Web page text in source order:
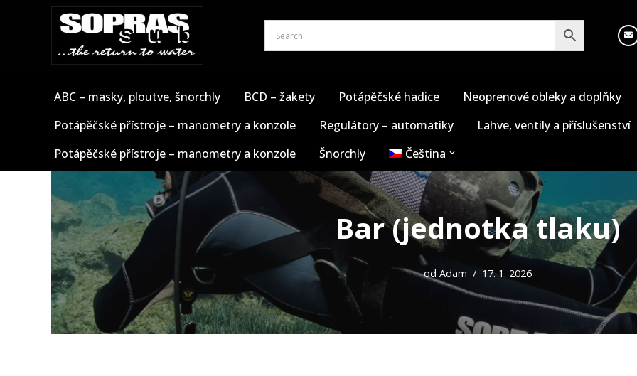
ABC – masky, ploutve, šnorchly
BCD – žakety Potápěčské hadice
Neoprenové obleky a doplňky
Potápěčské přístroje – manometry a konzole
Regulátory – automatiky
Lahve, ventily a příslušenství
Potápěčské přístroje – manometry a konzole
Šnorchly Čeština
Bar (jednotka tlaku)
od Adam 17. 1. 2026